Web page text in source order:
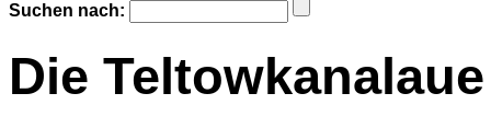
Suchen nach:
Die